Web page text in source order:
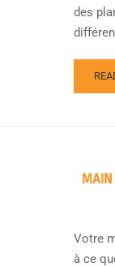
des
MAIN
Votre
à ce